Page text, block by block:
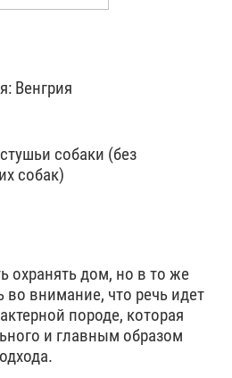
Венгрия
собаки (без
собак)
охранять дом, но в то же
внимание, что речь идет
породе, которая
и главным образом